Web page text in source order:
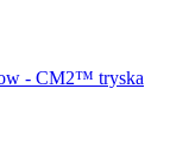
- CM2™ tryska